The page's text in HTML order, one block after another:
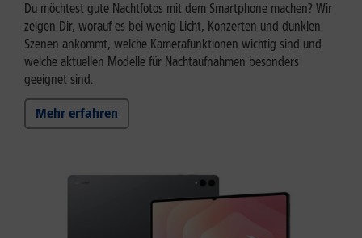
Du möchtest gute Nachtfotos mit dem Smartphone machen? Wir
zeigen Dir, worauf es bei wenig Licht, Konzerten und dunklen
Szenen ankommt, welche Kamerafunktionen wichtig sind und
welche aktuellen Modelle für Nachtaufnahmen besonders
geeignet sind.
Mehr erfahren